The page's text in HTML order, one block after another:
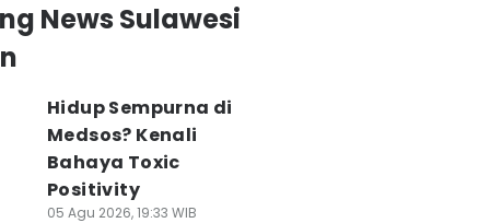
News Sulawesi
Hidup Sempurna di
Medsos? Kenali
Bahaya Toxic
Positivity
05 Agu 2026, 19:33 WIB